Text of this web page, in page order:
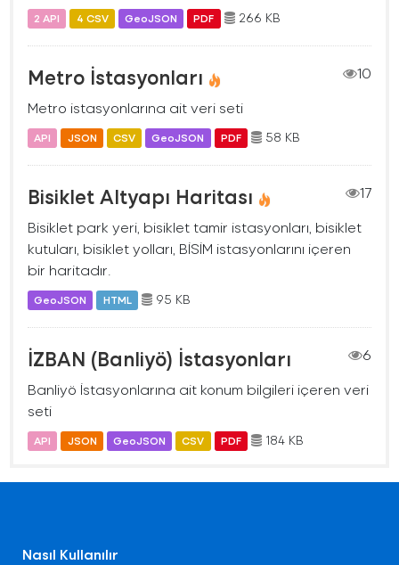
2 API 4 CSV GeoJSON PDF 266 KB
Metro İstasyonları
10
Metro istasyonlarına ait veri seti
API JSON CSV GeoJSON PDF 58 KB
Bisiklet Altyapı Haritası
17
Bisiklet park yeri, bisiklet tamir istasyonları, bisiklet
kutuları, bisiklet yolları, BİSİM istasyonlarını içeren
bir haritadır.
GeoJSON HTML 95 KB
İZBAN (Banliyö) İstasyonları
6
Banliyö İstasyonlarına ait konum bilgileri içeren veri
seti
API JSON GeoJSON CSV PDF 184 KB
Nasıl Kullanılır